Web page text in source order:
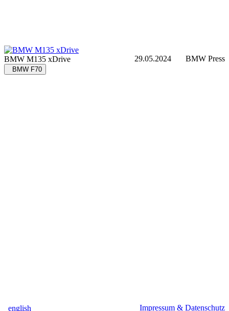
BMW M135 xDrive 29.05.2024 BMW Press
BMW F70
english Impressum & Datenschutz